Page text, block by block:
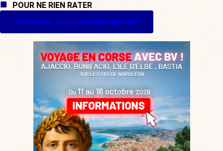
POUR NE RIEN RATER
Je m'inscris à La Quotidienne (gratuit)